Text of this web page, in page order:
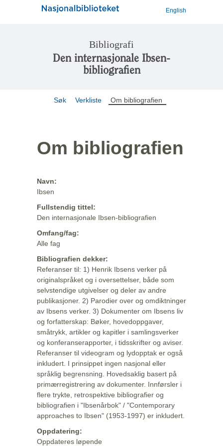
English
Bibliografi
Den internasjonale Ibsen-
bibliografien
Søk Verkliste Om bibliografien
Om bibliografien
Navn:
Ibsen
Fullstendig tittel:
Den internasjonale Ibsen-bibliografien
Omfang/fag:
Alle fag
Bibliografien dekker:
Referanser til: 1) Henrik Ibsens verker på
originalspråket og i oversettelser, både som
selvstendige utgivelser og deler av andre
publikasjoner. 2) Parodier over og omdiktninger
av Ibsens verker. 3) Dokumenter om Ibsens liv
og forfatterskap: Bøker, hovedoppgaver,
småtrykk, artikler og kapitler i samlingsverker
og konferanserapporter, i tidsskrifter og aviser.
Referanser til videogram og lydopptak er også
inkludert. I prinsippet ingen nasjonal eller
språklig begrensning. Hovedsaklig basert på
primærregistrering av dokumenter. Innførsler i
flere trykte, retrospektive bibliografier og
bibliografien i "Ibsenårbok" / "Contemporary
approaches to Ibsen" (1953-1997) er inkludert.
Oppdatering:
Oppdateres løpende